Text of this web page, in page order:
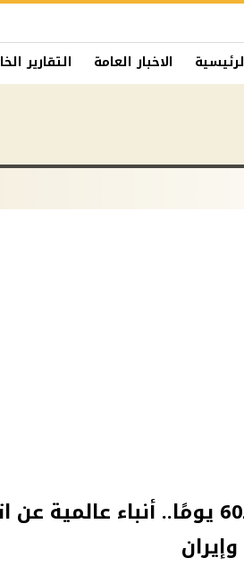
الاخبار العامة التقارير
تمديد وقف إطلاق النار لـ60 يومًا.. أنباء